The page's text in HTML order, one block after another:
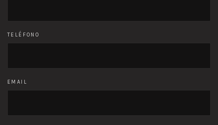
TELÉFONO
EMAIL